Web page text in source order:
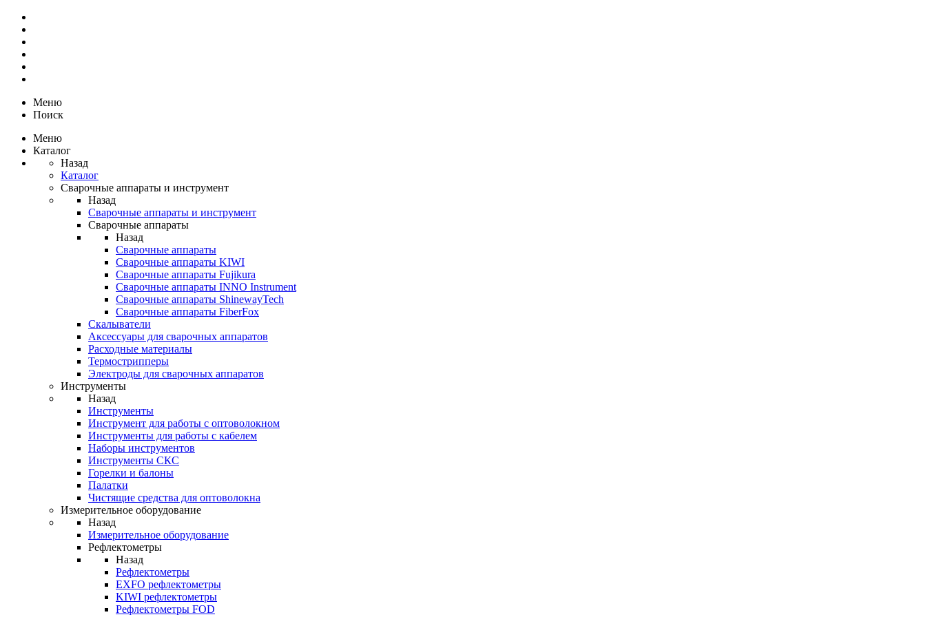
Меню
Поиск
Меню
Каталог
Назад
Каталог
Сварочные аппараты и инструмент
Назад
Сварочные аппараты и инструмент
Сварочные аппараты
Назад
Сварочные аппараты
Сварочные аппараты KIWI
Сварочные аппараты Fujikura
Сварочные аппараты INNO Instrument
Сварочные аппараты ShinewayTech
Cварочные аппараты FiberFox
Скалыватели
Аксессуары для сварочных аппаратов
Расходные материалы
Термострипперы
Электроды для сварочных аппаратов
Инструменты
Назад
Инструменты
Инструмент для работы с оптоволокном
Инструменты для работы с кабелем
Наборы инструментов
Инструменты СКС
Горелки и балоны
Палатки
Чистящие средства для оптоволокна
Измерительное оборудование
Назад
Измерительное оборудование
Рефлектометры
Назад
Рефлектометры
EXFO рефлектометры
KIWI рефлектометры
Рефлектометры FOD